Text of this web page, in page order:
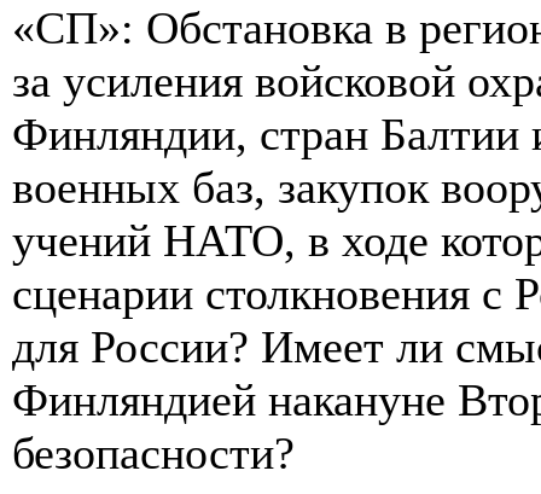
«СП»: Обстановка в
за усиления войсковой
Финляндии, стран
военных баз, закупок
учений НАТО, в ходе
сценарии столкновения с
для России? Имеет ли
Финляндией накануне
безопасности?